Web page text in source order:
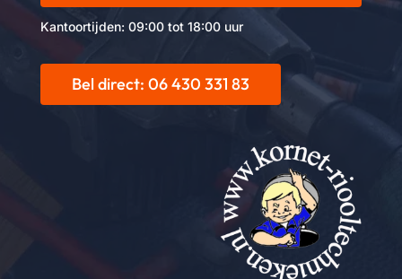
Kantoortijden: 09:00 tot 18:00 uur
Bel direct: 06 430 331 83